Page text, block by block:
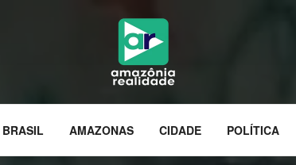
BRASIL AMAZONAS CIDADE POLÍTICA